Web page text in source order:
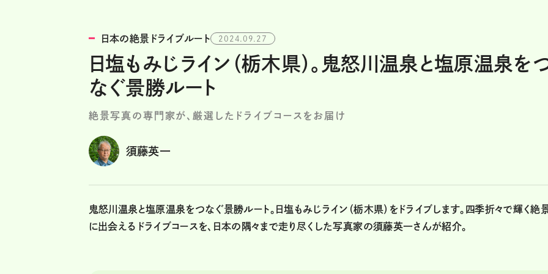
日本の絶景ドライブルート 2024.09.27
日塩もみじライン（栃木県）。鬼怒川温泉と塩原温泉を
なぐ景勝ルート
絶景写真の専門家が、厳選したドライブコースをお届け
須藤英一
鬼怒川温泉と塩原温泉をつなぐ景勝ルート。日塩もみじライン（栃木県）をドライブします。四季折々で輝く絶
に出会えるドライブコースを、日本の隅々まで走り尽くした写真家の須藤英一さんが紹介。